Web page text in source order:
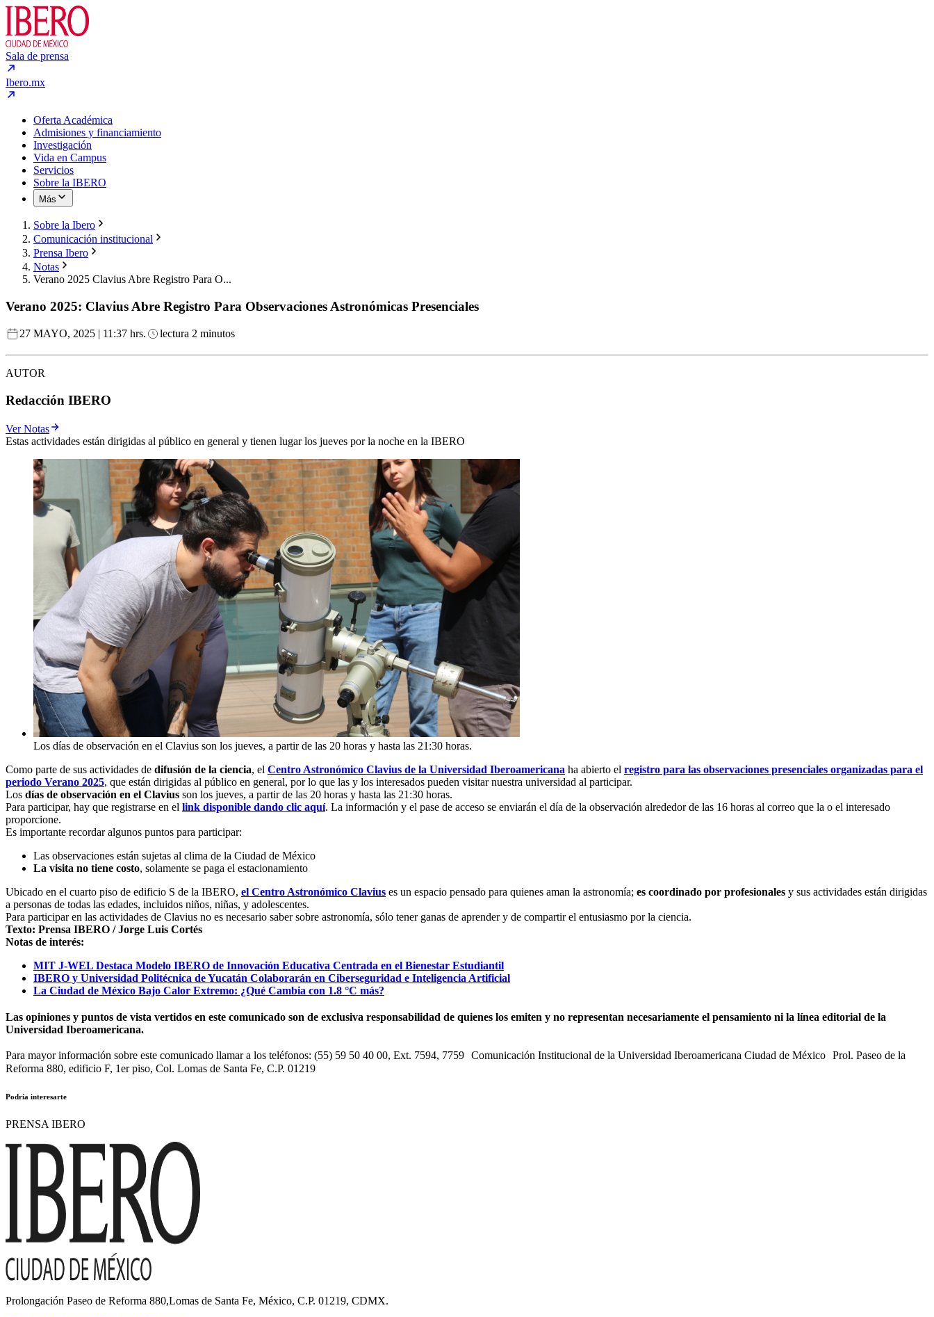
Sala de prensa
Ibero.mx
Oferta Académica
Admisiones y financiamiento
Investigación
Vida en Campus
Servicios
Sobre la IBERO
Más
Sobre la Ibero
Comunicación institucional
Prensa Ibero
Notas
Verano 2025 Clavius Abre Registro Para O...
Verano 2025: Clavius Abre Registro Para Observaciones Astronómicas Presenciales
27 MAYO, 2025 | 11:37 hrs. lectura 2 minutos
AUTOR
Redacción IBERO
Ver Notas
Estas actividades están dirigidas al público en general y tienen lugar los jueves por la noche en la IBERO
Los días de observación en el Clavius son los jueves, a partir de las 20 horas y hasta las 21:30 horas.
Como parte de sus actividades de difusión de la ciencia, el Centro Astronómico Clavius de la Universidad Iberoamericana ha abierto el registro para las observaciones presenciales organizadas para el
periodo Verano 2025, que están dirigidas al público en general, por lo que las y los interesados pueden visitar nuestra universidad al participar.
Los días de observación en el Clavius son los jueves, a partir de las 20 horas y hasta las 21:30 horas.
Para participar, hay que registrarse en el link disponible dando clic aquí. La información y el pase de acceso se enviarán el día de la observación alrededor de las 16 horas al correo que la o el interesado
proporcione.
Es importante recordar algunos puntos para participar:
Las observaciones están sujetas al clima de la Ciudad de México
La visita no tiene costo, solamente se paga el estacionamiento
Ubicado en el cuarto piso de edificio S de la IBERO, el Centro Astronómico Clavius es un espacio pensado para quienes aman la astronomía; es coordinado por profesionales y sus actividades están dirigidas
a personas de todas las edades, incluidos niños, niñas, y adolescentes.
Para participar en las actividades de Clavius no es necesario saber sobre astronomía, sólo tener ganas de aprender y de compartir el entusiasmo por la ciencia.
Texto: Prensa IBERO / Jorge Luis Cortés
Notas de interés:
MIT J-WEL Destaca Modelo IBERO de Innovación Educativa Centrada en el Bienestar Estudiantil
IBERO y Universidad Politécnica de Yucatán Colaborarán en Ciberseguridad e Inteligencia Artificial
La Ciudad de México Bajo Calor Extremo: ¿Qué Cambia con 1.8 °C más?
Las opiniones y puntos de vista vertidos en este comunicado son de exclusiva responsabilidad de quienes los emiten y no representan necesariamente el pensamiento ni la línea editorial de la
Universidad Iberoamericana.
Para mayor información sobre este comunicado llamar a los teléfonos: (55) 59 50 40 00, Ext. 7594, 7759 Comunicación Institucional de la Universidad Iberoamericana Ciudad de México Prol. Paseo de la
Reforma 880, edificio F, 1er piso, Col. Lomas de Santa Fe, C.P. 01219
Podría interesarte
PRENSA IBERO
Prolongación Paseo de Reforma 880,Lomas de Santa Fe, México, C.P. 01219, CDMX.